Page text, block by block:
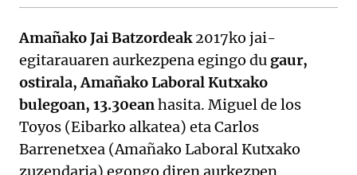
Amañako Jai Batzordeak2017ko jai-
egitarauaren aurkezpena egingo du gaur,
ostirala, Amañako Laboral Kutxako
bulegoan, 13.30eanhasita. Miguel de los
Toyos (Eibarko alkatea) eta Carlos
Barrenetxea (Amañako Laboral Kutxako